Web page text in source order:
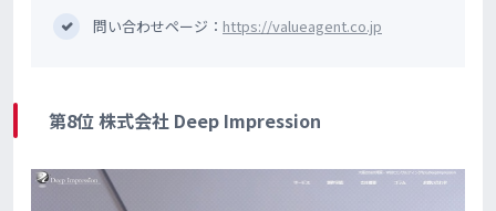
問い合わせページ： https://valueagent.co.jp
第8位 株式会社 Deep Impression